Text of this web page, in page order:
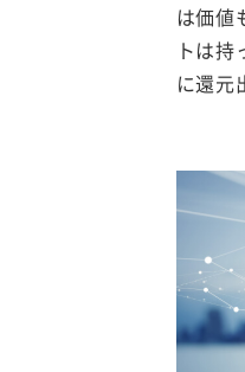
は価値
トは
に還元